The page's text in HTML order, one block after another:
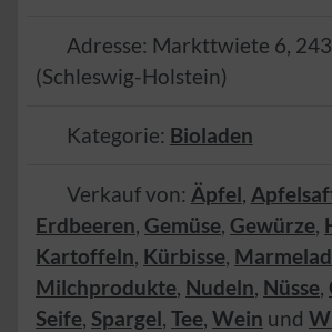
Adresse: Markttwiete 6,
(Schleswig-Holstein)
Kategorie: Bioladen
Verkauf von: Äpfel,
Erdbeeren, Gemüse, Gewürze,
Kartoffeln, Kürbisse,
Milchprodukte, Nudeln, Nüsse,
Seife, Spargel, Tee, Wein und